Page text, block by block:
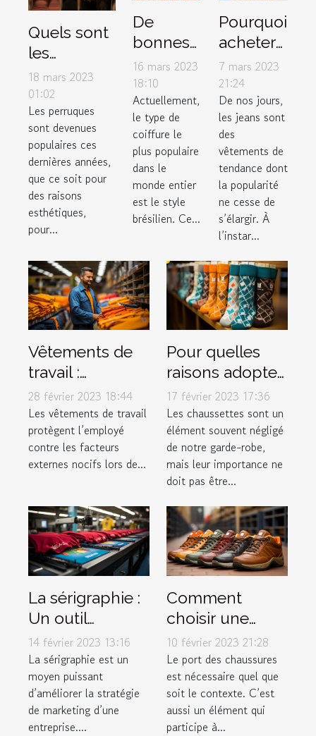
Quels sont
les
accessoires
à mettre
sous une
perruque ?
18 mars 2023
01:02
Les perruques
sont devenues
populaires ces
dernières années,
que ce soit pour
des raisons
esthétiques,
pour...
De
bonnes
raisons
d’utiliser
le lissage
brésilien
16 mars 2023
18:10
Actuellement,
le type de
coiffure le
plus populaire
dans le
monde entier
est le style
brésilien. Ce...
Pourquoi
acheter
des
jeans
femme
auprès
d’un
grossiste
en
ligne ?
7 mars 2023
21:24
De nos jours,
les jeans sont
des
vêtements de
tendance dont
la popularité
ne cesse de
s’élargir. À
l’instar...
Vêtements de
travail :
pourquoi est-ce
si important ?
28 février 2023 18:44
Les vêtements de travail
protègent l’employé
contre les facteurs
externes nocifs lors de...
Pour quelles
raisons adopter
les Chaussettes
Marchill Socks ?
17 février 2023 17:36
Les chaussettes sont un
élément souvent négligé
de notre garde-robe,
mais leur importance ne
doit pas être...
La sérigraphie :
Un outil
marketing à ne
pas négliger
14 février 2023 13:16
La sérigraphie est un
moyen puissant
d’améliorer la stratégie
de marketing d’une
entreprise....
Comment
choisir une
chaussure ?
10 février 2023 21:28
Le port des chaussures
est nécessaire quel que
soit le contexte. C’est
aussi un élément qui
participe à...